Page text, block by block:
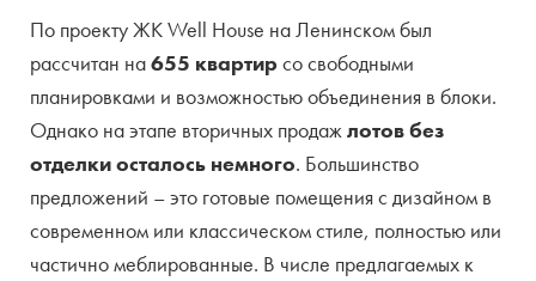
По проекту ЖК Well House на Ленинском был
рассчитан на655 квартир со свободными
планировками и возможностью объединения в блоки.
Однако на этапе вторичных продажлотов без
отделки осталось немного. Большинство
предложений – это готовые помещения с дизайном в
современном или классическом стиле, полностью или
частично меблированные. В числе предлагаемых к